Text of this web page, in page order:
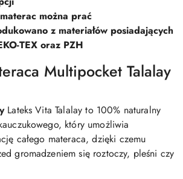
można prać
z materiałów posiadających
TEX oraz PZH
Multipocket Talalay
Lateks Vita Talalay to 100% naturalny
który umożliwia
całego materaca, dzięki czemu
gromadzeniem się roztoczy, pleśni czy